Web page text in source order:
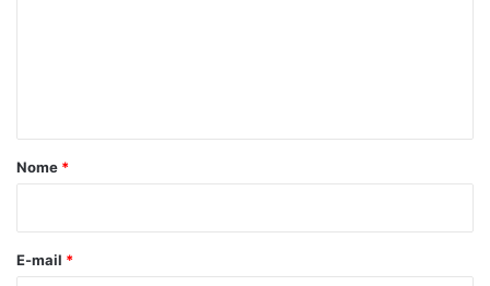
r
*
Nome *
E-mail *